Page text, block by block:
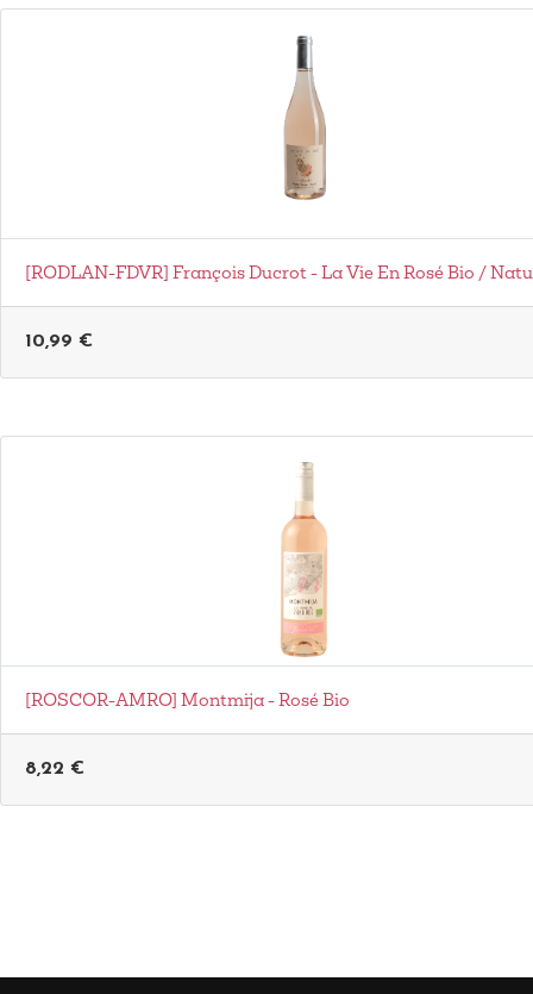
[RODLAN-FDVR] François Ducrot - La Vie En Rosé Bio /
10,99 €
[ROSCOR-AMRO] Montmija - Rosé Bio
8,22 €